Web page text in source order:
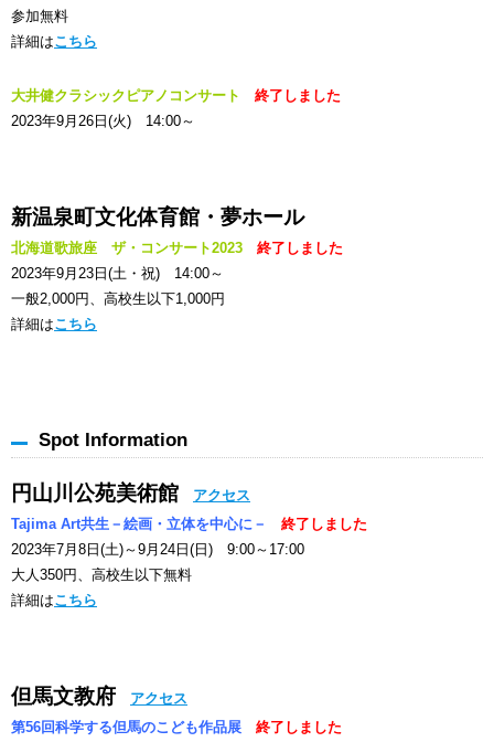
参加無料
詳細はこちら
大井健クラシックピアノコンサート 終了しました
2023年9月26日(火) 14:00～
新温泉町文化体育館・夢ホール
北海道歌旅座 ザ・コンサート2023 終了しました
2023年9月23日(土・祝) 14:00～
一般2,000円、高校生以下1,000円
詳細はこちら
Spot Information
円山川公苑美術館
アクセス
Tajima Art共生－絵画・立体を中心に－ 終了しました
2023年7月8日(土)～9月24日(日) 9:00～17:00
大人350円、高校生以下無料
詳細はこちら
但馬文教府
アクセス
第56回科学する但馬のこども作品展 終了しました